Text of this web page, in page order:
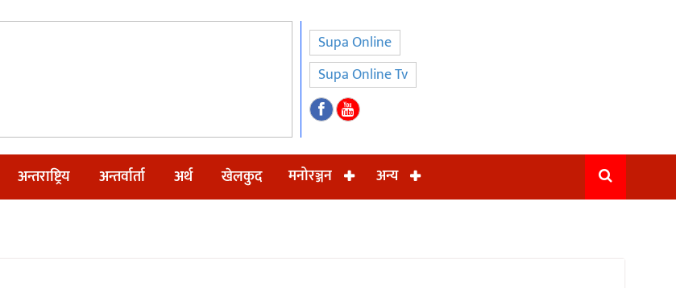
Supa Online
Supa Online Tv
अन्तराष्ट्रिय अन्तर्वार्ता अर्थ खेलकुद मनोरञ्जन अन्य